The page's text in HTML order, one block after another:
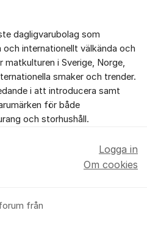
dagligvarubolag som
internationellt välkända och
matkulturen i Sverige, Norge,
smaker och trender.
i att introducera samt
för både
och storhushåll.
från
Logga in
Om cookies